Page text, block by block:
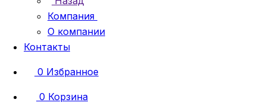
Компания
О компании
Контакты
0 Избранное
0 Корзина